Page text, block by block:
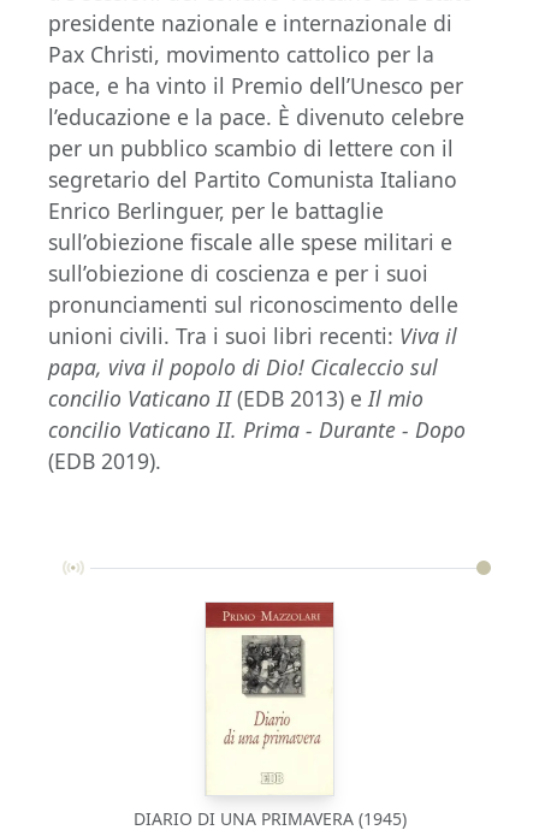
presidente nazionale e internazionale di
Pax Christi, movimento cattolico per la
pace, e ha vinto il Premio dell’Unesco per
l’educazione e la pace. È divenuto celebre
per un pubblico scambio di lettere con il
segretario del Partito Comunista Italiano
Enrico Berlinguer, per le battaglie
sull’obiezione fiscale alle spese militari e
sull’obiezione di coscienza e per i suoi
pronunciamenti sul riconoscimento delle
unioni civili. Tra i suoi libri recenti: Viva il
papa, viva il popolo di Dio! Cicaleccio sul
concilio Vaticano II(EDB 2013) eIl mio
concilio Vaticano II. Prima - Durante - Dopo
(EDB 2019).
DIARIO DI UNA PRIMAVERA (1945)